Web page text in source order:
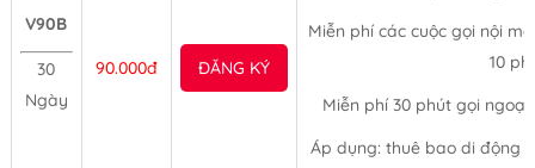
V90B
30
Ngày
90.000đ ĐĂNG KÝ
Miễn phí các cuộc gọi nội
10
Miễn phí 30 phút gọi
Áp dụng: thuê bao di động